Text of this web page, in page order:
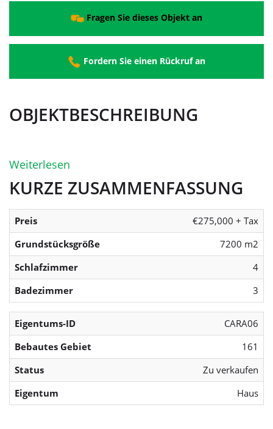
Fragen Sie dieses Objekt an
Fordern Sie einen Rückruf an
OBJEKTBESCHREIBUNG
Weiterlesen
KURZE ZUSAMMENFASSUNG
Preis
€275,000 + Tax
Grundstücksgröße
7200 m2
Schlafzimmer
4
Badezimmer
3
Eigentums-ID
CARA06
Bebautes Gebiet
161
Status
Zu verkaufen
Eigentum
Haus